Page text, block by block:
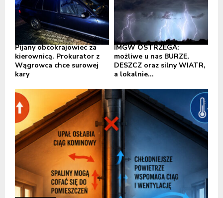
Pijany obcokrajowiec za
kierownicą. Prokurator z
Wągrowca chce surowej
kary
IMGW OSTRZEGA:
możliwe u nas BURZE,
DESZCZ oraz silny WIATR,
a lokalnie...